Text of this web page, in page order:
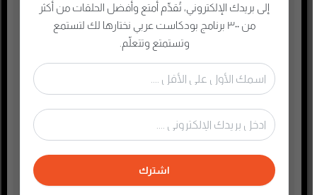
سيرة ذاتية
صحافة وإعلام جديد
صناعة المحتوى
عام
علوم وصحة
غير مصنف
فكر وفلسفة
فلسطين
إلى بريدك الإلكتروني، تُقدِّم أمتع وأفضل الحلقات من أكثر
من ٣٠٠ برنامج بودكاست عربي نختارها لك لتستمع
وتستمتع وتتعلّم.
اشترك